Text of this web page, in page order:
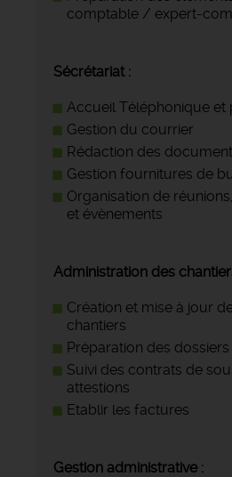
comptable / expert-
Sécrétariat :
Accueil Téléphonique et
Gestion du courrier
Rédaction des
Gestion fournitures de
Organisation de
et évènements
Administration des
Création et mise à jour
chantiers
Préparation des
Suivi des contrats de
attestions
Etablir les factures
Gestion administrative :